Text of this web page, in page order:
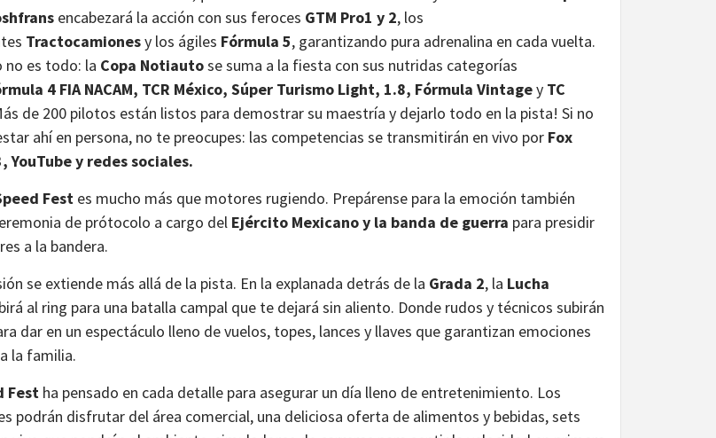
encabezará la acción con sus feroces GTM Pro1 y 2, los
Tractocamionesy los ágiles Fórmula 5, garantizando pura adrenalina en cada vuelta.
no es todo: la Copa Notiautose suma a la fiesta con sus nutridas categorías
4 FIA NACAM, TCR México, Súper Turismo Light, 1.8, Fórmula Vintagey TC
de 200 pilotos están listos para demostrar su maestría y dejarlo todo en la pista! Si no
ahí en persona, no te preocupes: las competencias se transmitirán en vivo por Fox
YouTube y redes sociales.
Fest es mucho más que motores rugiendo. Prepárense para la emoción también
de prótocolo a cargo del Ejército Mexicano y la banda de guerra para presidir
a la bandera.
se extiende más allá de la pista. En la explanada detrás de la Grada 2, la Lucha
al ring para una batalla campal que te dejará sin aliento. Donde rudos y técnicos subirán
dar en un espectáculo lleno de vuelos, topes, lances y llaves que garantizan emociones
la familia.
Fest ha pensado en cada detalle para asegurar un día lleno de entretenimiento. Los
podrán disfrutar del área comercial, una deliciosa oferta de alimentos y bebidas, sets